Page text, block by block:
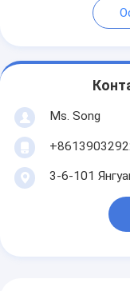
Ms. Song
3-6-101